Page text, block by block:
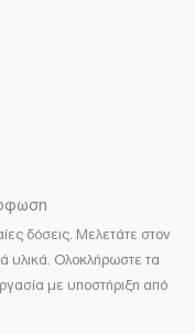
δόσεις. Μελετάτε στον
υλικά. Ολοκλήρωστε τα
με υποστήριξη από